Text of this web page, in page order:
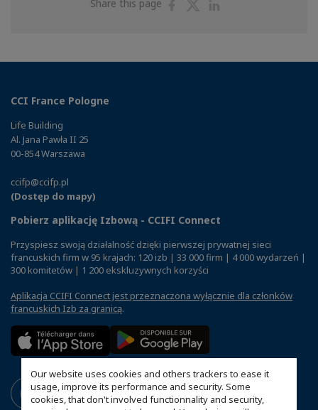
Our website uses cookies and others trackers to ease it
usage, improve its performance and security. Some
cookies, that don't involved functionnality and security,
Share this page
ShareShare
CCI France Pologne
Life Building
Al. Jana Pawła II 25
00-854 Warszawa
ccifp@ccifp.pl
(Dostęp do mapy)
Pobierz aplikację Izbową - CCIFI Connect
Przyspiesz swoją działalność dzięki pierwszej prywatnej sieci
francuskich firm w 95 krajach: 120 izb | 33 000 firm | 4 000 wydarzeń |
300 komitetów | 1 200 ekskluzywnych korzyści
Aplikacja CCIFI Connect jest przeznaczona wyłącznie dla członków
francuskich Izb za granicą.